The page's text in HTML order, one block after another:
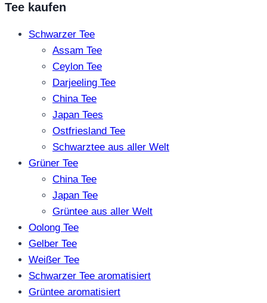
Tee kaufen
Schwarzer Tee
Assam Tee
Ceylon Tee
Darjeeling Tee
China Tee
Japan Tees
Ostfriesland Tee
Schwarztee aus aller Welt
Grüner Tee
China Tee
Japan Tee
Grüntee aus aller Welt
Oolong Tee
Gelber Tee
Weißer Tee
Schwarzer Tee aromatisiert
Grüntee aromatisiert